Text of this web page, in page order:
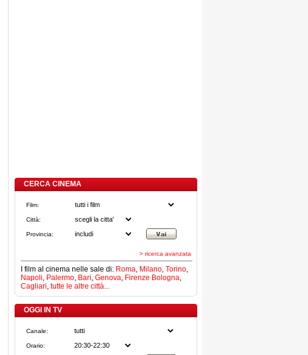
CERCA CINEMA
Film:
Città:
Provincia:
> ricerca avanzata
I film al cinema nelle sale di: Roma, Milano, Torino,
Napoli, Palermo, Bari, Genova, Firenze Bologna,
Cagliari, tutte le altre città...
OGGI IN TV
Canale:
Orario: